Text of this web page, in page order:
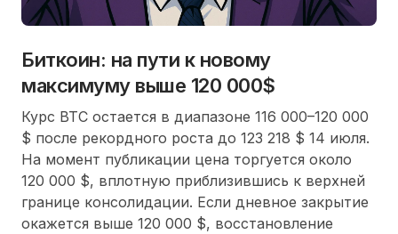
Биткоин: на пути к новому
максимуму выше 120 000$
Курс BTC остается в диапазоне 116 000–120 000
$ после рекордного роста до 123 218 $ 14 июля.
На момент публикации цена торгуется около
120 000 $, вплотную приблизившись к верхней
границе консолидации. Если дневное закрытие
окажется выше 120 000 $, восстановление